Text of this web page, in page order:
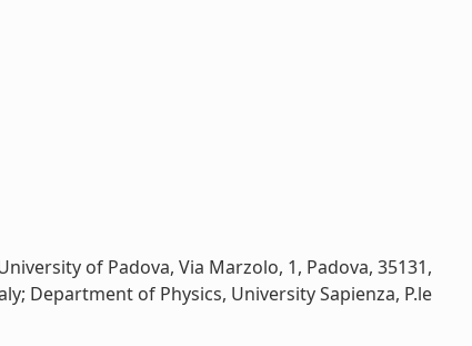
of Padova, Via Marzolo, 1, Padova, 35131,
Department of Physics, University Sapienza, P.le